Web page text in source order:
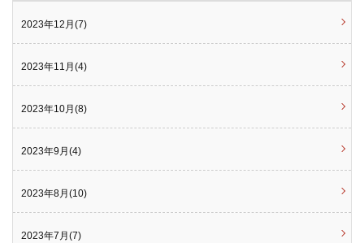
2023年12月(7)
2023年11月(4)
2023年10月(8)
2023年9月(4)
2023年8月(10)
2023年7月(7)